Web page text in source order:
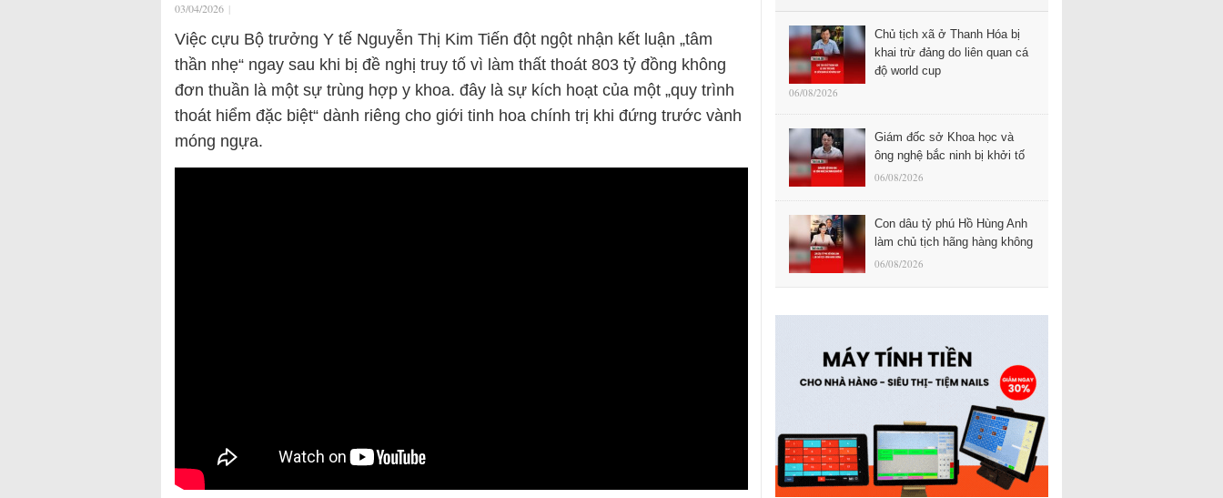
03/04/2026 |
Việc cựu Bộ trưởng Y tế Nguyễn Thị Kim Tiến đột ngột nhận kết luận „tâm
thần nhẹ“ ngay sau khi bị đề nghị truy tố vì làm thất thoát 803 tỷ đồng không
đơn thuần là một sự trùng hợp y khoa. đây là sự kích hoạt của một „quy trình
thoát hiểm đặc biệt“ dành riêng cho giới tinh hoa chính trị khi đứng trước vành
móng ngựa.
Chủ tịch xã ở Thanh Hóa bị
khai trừ đảng do liên quan cá
độ world cup
06/08/2026
Giám đốc sở Khoa học và
ông nghệ bắc ninh bị khởi tố
06/08/2026
Con dâu tỷ phú Hồ Hùng Anh
làm chủ tịch hãng hàng không
06/08/2026